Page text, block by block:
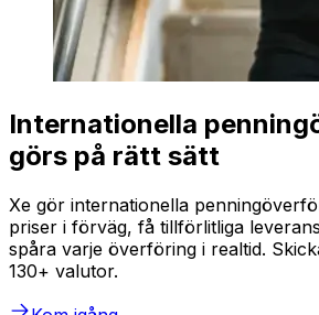
Internationella
görs på rätt sätt
Xe gör internationella
priser i förväg, få tillförlitliga
spåra varje överföring i realtid.
130+ valutor.